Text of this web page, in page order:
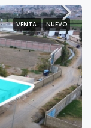
VENTA NUEVO